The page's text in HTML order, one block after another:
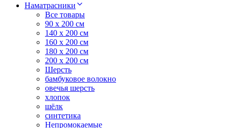
Наматрасники
Все товары
90 x 200 см
140 x 200 см
160 x 200 см
180 x 200 см
200 x 200 см
Шерсть
бамбуковое волокно
овечья шерсть
хлопок
шёлк
синтетика
Непромокаемые